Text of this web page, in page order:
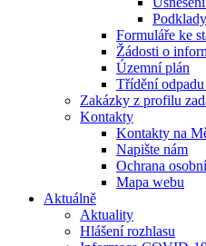
Formuláře ke
Žádosti o
Územní plán
Třídění
Zakázky z profilu
Kontakty
Kontakty na
Napište nám
Ochrana
Mapa webu
Aktuálně
Aktuality
Hlášení rozhlasu